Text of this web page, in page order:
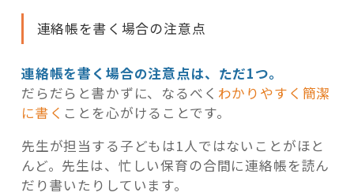
連絡帳を書く場合の注意点
連絡帳を書く場合の注意点は、ただ1つ。
だらだらと書かずに、なるべく わかりやすく簡潔
に書く ことを心がけることです。
先生が担当する子どもは1人ではないことがほと
んど。先生は、忙しい保育の合間に連絡帳を読ん
だり書いたりしています。